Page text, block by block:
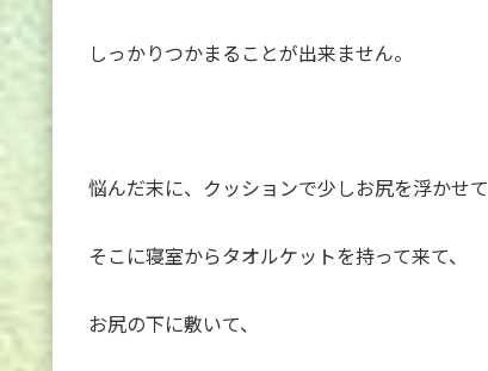
しっかりつかまることが出来ません。
悩んだ末に、クッションで少しお尻を浮かせて
そこに寝室からタオルケットを持って来て、
お尻の下に敷いて、